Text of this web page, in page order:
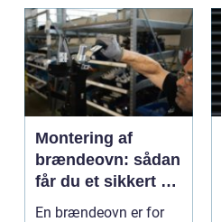
Montering af
brændeovn: sådan
får du et sikkert og
smukt resultat
En brændeovn er for